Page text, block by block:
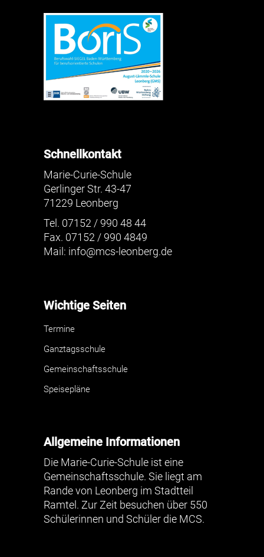
Schnellkontakt
Marie-Curie-Schule
Gerlinger Str. 43-47
71229 Leonberg
Tel. 07152 / 990 48 44
Fax. 07152 / 990 4849
Mail: info@mcs-leonberg.de
Wichtige Seiten
Termine
Ganztagsschule
Gemeinschaftsschule
Speisepläne
Allgemeine Informationen
Die Marie-Curie-Schule ist eine
Gemeinschaftsschule. Sie liegt am
Rande von Leonberg im Stadtteil
Ramtel. Zur Zeit besuchen über 550
Schülerinnen und Schüler die MCS.